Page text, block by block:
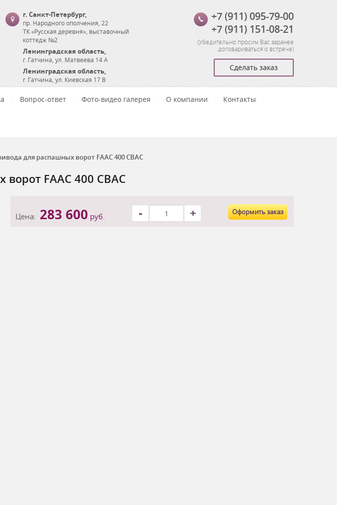
г. Санкт-Петербург,
пр. Народного ополчения, 22
ТК «Русская деревня», выставочный
коттедж №2
Ленинградская область,
г. Гатчина ул. Матвеева 14 А
Ленинградская область,
г. Гатчина ул. Киевская 17 В
+7 (911) 095-79-00
+7 (911) 151-08-21
(Убедительно просим Вас заранее
договариваться о встрече)
Сделать заказ
Вопрос-ответ Фото-видео галерея О компании Контакты
для распашных ворот FAAC 400 CBAC
FAAC 400 CBAC
Цена: 283 600 руб. - + Оформить заказ